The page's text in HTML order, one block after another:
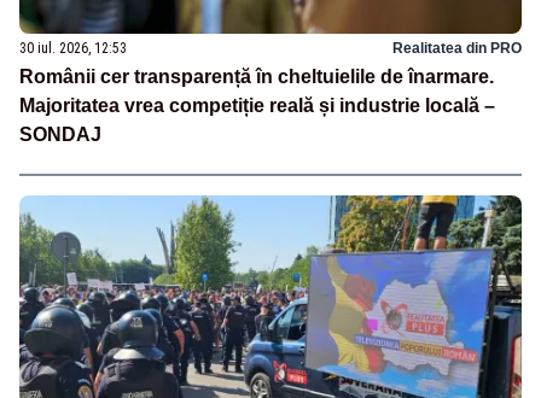
30 iul. 2026, 12:53 Realitatea din PRO
Românii cer transparență în cheltuielile de înarmare.
Majoritatea vrea competiție reală și industrie locală –
SONDAJ